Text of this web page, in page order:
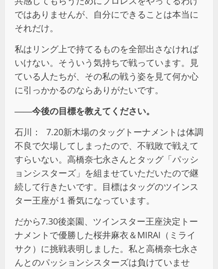
ではありませんが、自分にできることは本当に
それだけ。
私はリング上で持てるものを全部出さなければ
いけない。そういう気持ちで戦っています。見
ている人たちが、その私の戦う姿を見て何か心
に引っかかるのならありがたいです。
――今後の目標を教えてください。
石川： 7.20新木場のタッグトーナメントは体調
不良で欠場してしまったので、不戦敗で戦えて
すらいない。高橋奈七永さんとタッグ「パッシ
ョンシスターズ」を組ませていただいたので継
続して行きたいです。目標はタッグのツインス
ター王座が１番気になっています。
だから7.30後楽園、ツインスター王座決定トー
ナメントで優勝した桜井麻衣＆MIRAI（ミライ
サク）に挑戦表明しました。私と高橋奈七永さ
んとのパッションシスターズは負けていませ